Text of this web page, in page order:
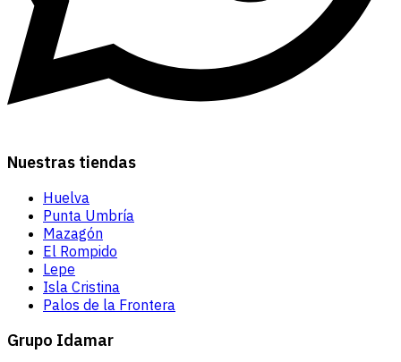
Nuestras tiendas
Huelva
Punta Umbría
Mazagón
El Rompido
Lepe
Isla Cristina
Palos de la Frontera
Grupo Idamar